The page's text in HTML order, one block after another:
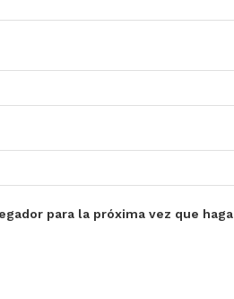
para la próxima vez que haga